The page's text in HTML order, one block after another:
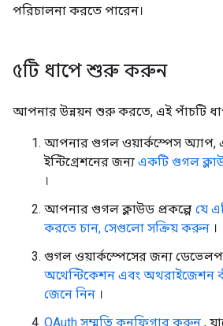
পরিচালনা করতে পারেন।
৫টি ধাপে শুরু করুন
আপনার উন্নয়ন শুরু করতে, এই পাঁচটি
আপনার গুগল ওয়ার্কস্পেস অ্যাপ,
ইন্টিগ্রেশনের জন্য একটি গুগল
।
আপনার গুগল ক্লাউড প্রকল্পে যে
করতে চান, সেগুলো সক্রিয় করুন ।
গুগল ওয়ার্কস্পেসের জন্য
অথেন্টিকেশন এবং অথরাইজেশন
জেনে নিন ।
OAuth সম্মতি কনফিগার করুন ,